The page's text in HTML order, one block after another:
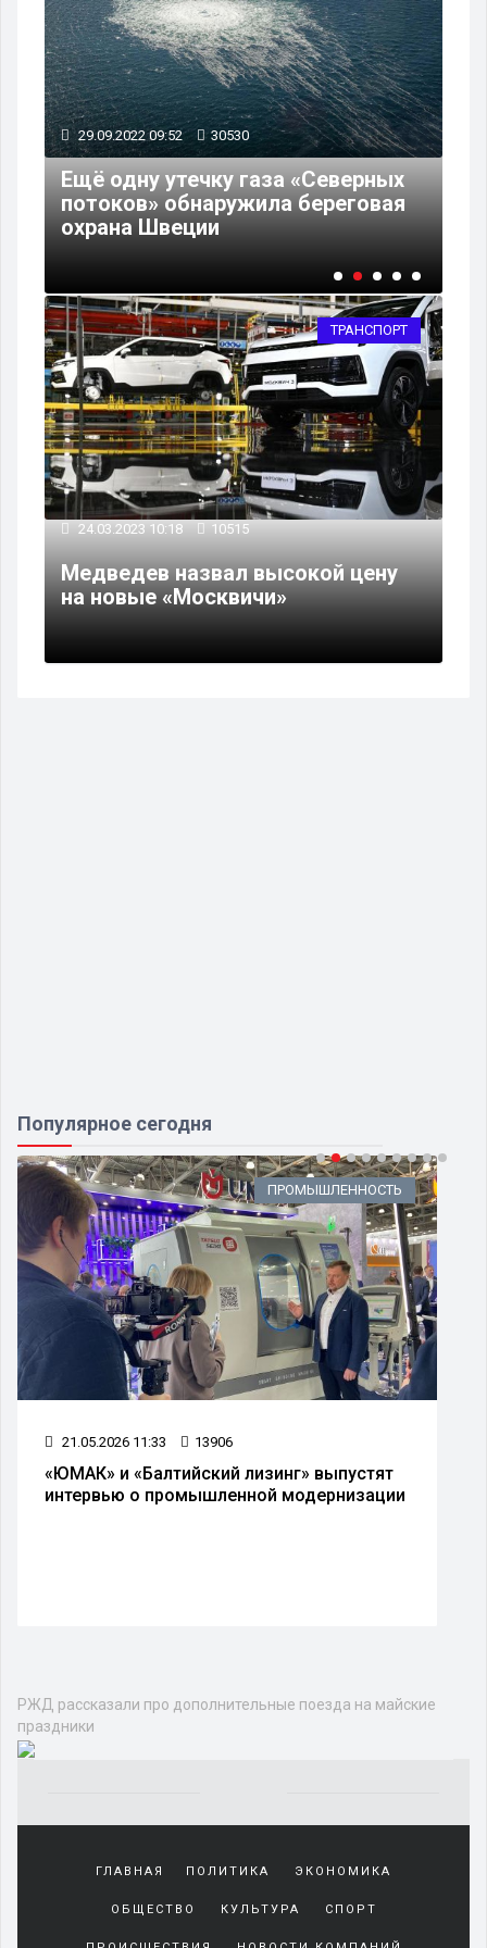
29.09.2022 09:52 30530
Ещё одну утечку газа «Северных
потоков» обнаружила береговая
охрана Швеции
ТРАНСПОРТ
24.03.2023 10:18 10515
Медведев назвал высокой цену
на новые «Москвичи»
Популярное сегодня
ПРОМЫШЛЕННОСТЬ
21.05.2026 11:33 13906
«ЮМАК» и «Балтийский лизинг» выпустят
интервью о промышленной модернизации
Экономика
ЭНЕРГЕТИКА
РЖД рассказали про
праздники